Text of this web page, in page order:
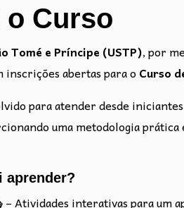
o Curso
Tomé e Príncipe (USTP), por
inscrições abertas para o Curso
para atender desde
uma metodologia prática
aprender?
– Atividades interativas para um